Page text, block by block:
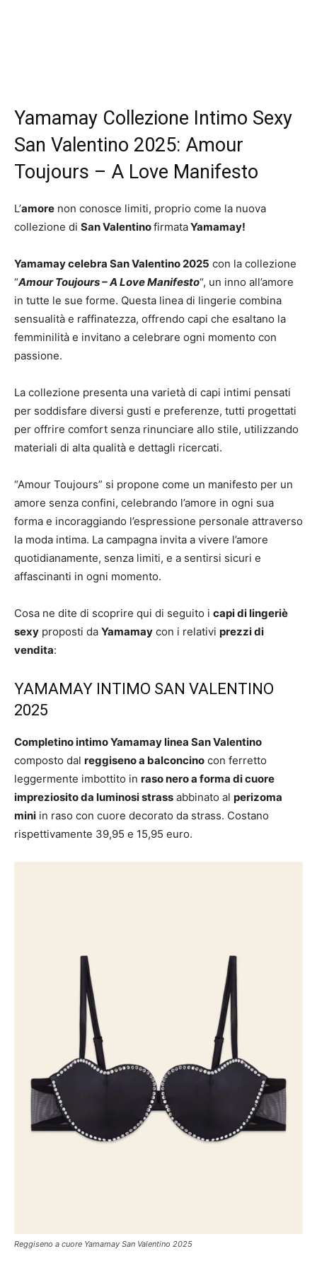
Yamamay Collezione Intimo Sexy
San Valentino 2025: Amour
Toujours – A Love Manifesto
L’amore non conosce limiti, proprio come la nuova
collezione di San ValentinofirmataYamamay!
Yamamay celebra San Valentino 2025 con la collezione
“Amour Toujours – A Love Manifesto“, un inno all’amore
in tutte le sue forme. Questa linea di lingerie combina
sensualità e raffinatezza, offrendo capi che esaltano la
femminilità e invitano a celebrare ogni momento con
passione.
La collezione presenta una varietà di capi intimi pensati
per soddisfare diversi gusti e preferenze, tutti progettati
per offrire comfort senza rinunciare allo stile, utilizzando
materiali di alta qualità e dettagli ricercati.
“Amour Toujours” si propone come un manifesto per un
amore senza confini, celebrando l’amore in ogni sua
forma e incoraggiando l’espressione personale attraverso
la moda intima. La campagna invita a vivere l’amore
quotidianamente, senza limiti, e a sentirsi sicuri e
affascinanti in ogni momento.
Cosa ne dite di scoprire qui di seguito i capi di lingeriè
sexy proposti da Yamamay con i relativi prezzi di
vendita:
YAMAMAY INTIMO SAN VALENTINO
2025
Completino intimo Yamamay linea San Valentino
composto dal reggiseno a balconcino con ferretto
leggermente imbottito in raso nero a forma di cuore
impreziosito da luminosi strass abbinato al perizoma
mini in raso con cuore decorato da strass. Costano
rispettivamente 39,95 e 15,95 euro.
Reggiseno a cuore Yamamay San Valentino 2025